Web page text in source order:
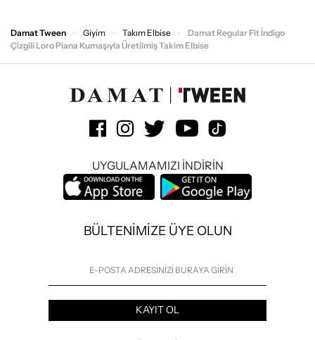
Damat Tween Giyim Takım Elbise
Damat Regular Fit İndigo
Çizgili Loro Piana Kumaşıyla Üretilmiş Takim Elbise
UYGULAMAMIZI İNDİRİN
BÜLTENİMİZE ÜYE OLUN
KAYIT OL